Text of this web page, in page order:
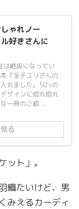
ゃれノー
好きさんに
は絶版になってい
『金子ユリさんの
れました。50'sの
ザインに惚れ惚れ
一冊のご紹 ...
る
ト」。
織たいけど、男
みえるカーディ